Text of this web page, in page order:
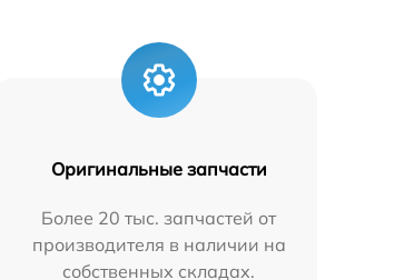
Оригинальные запчасти
Более 20 тыс. запчастей от
производителя в наличии на
собственных складах.